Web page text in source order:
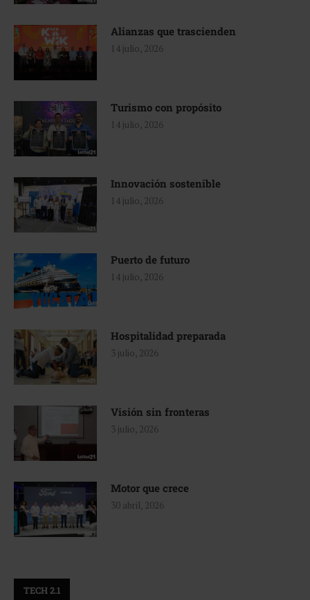
Alianzas que trascienden
14 julio, 2026
Turismo con propósito
14 julio, 2026
Innovación sostenible
14 julio, 2026
Puerto de futuro
14 julio, 2026
Hospitalidad preparada
3 julio, 2026
Visión sin fronteras
3 julio, 2026
Motor que crece
30 abril, 2026
TECH 2.1